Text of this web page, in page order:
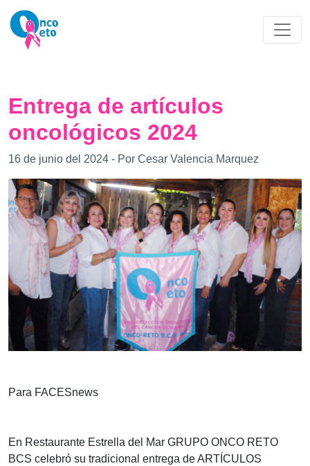
Entrega de artículos
oncológicos 2024
16 de junio del 2024 - Por Cesar Valencia Marquez
Para FACESnews
En Restaurante Estrella del Mar GRUPO ONCO RETO
BCS celebró su tradicional entrega de ARTÍCULOS